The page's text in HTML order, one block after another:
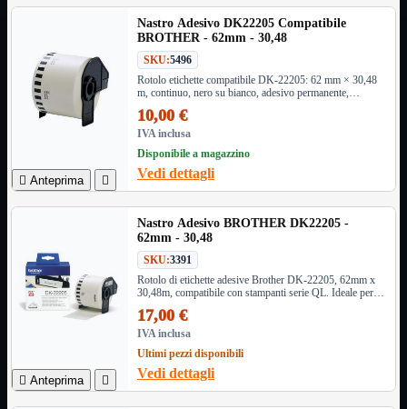
MediaPlayer
Memorie
Monitor
Mouse 
Networking
Pulizia
Schede 
Software
Speaker 
Stampanti 
Supporti
Tablet
Tastiere 
UPS
Varie
Webcam
Networking
 Anteprima 
Nastro Adesivo DK22205 Compatibile
BROTHER - 62mm - 30,48
SKU:5496
Rotolo etichette compatibile DK-22205: 62 mm × 30,48
m, continuo, nero su bianco, adesivo permanente,
500/700/800/1100 ecc.). Perfetto per ufficio e magazzino.
10,00 €
IVA inclusa
Disponibile a magazzino
Vedi dettagli
 Anteprima 
Nastro Adesivo BROTHER DK22205 -
62mm - 30,48
SKU:3391
Rotolo di etichette adesive Brother DK-22205, 62mm x
30,48m, compatibile con stampanti serie QL. Ideale per
magazzino.
17,00 €
IVA inclusa
Ultimi pezzi disponibili
Vedi dettagli